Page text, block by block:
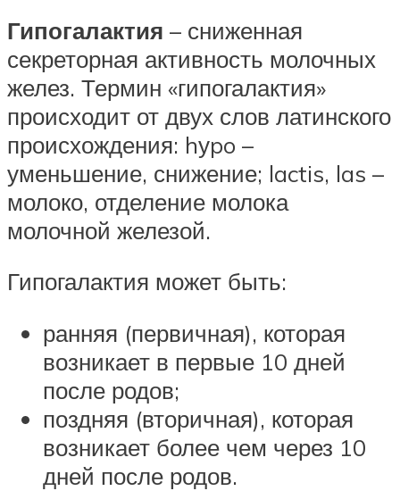
Гипогалактия – сниженная
секреторная активность молочных
желез. Термин «гипогалактия»
происходит от двух слов латинского
происхождения: hуpo –
уменьшение, снижение; lactis, las –
молоко, отделение молока
молочной железой.
Гипогалактия может быть:
ранняя (первичная), которая
возникает в первые 10 дней
после родов;
поздняя (вторичная), которая
возникает более чем через 10
дней после родов.